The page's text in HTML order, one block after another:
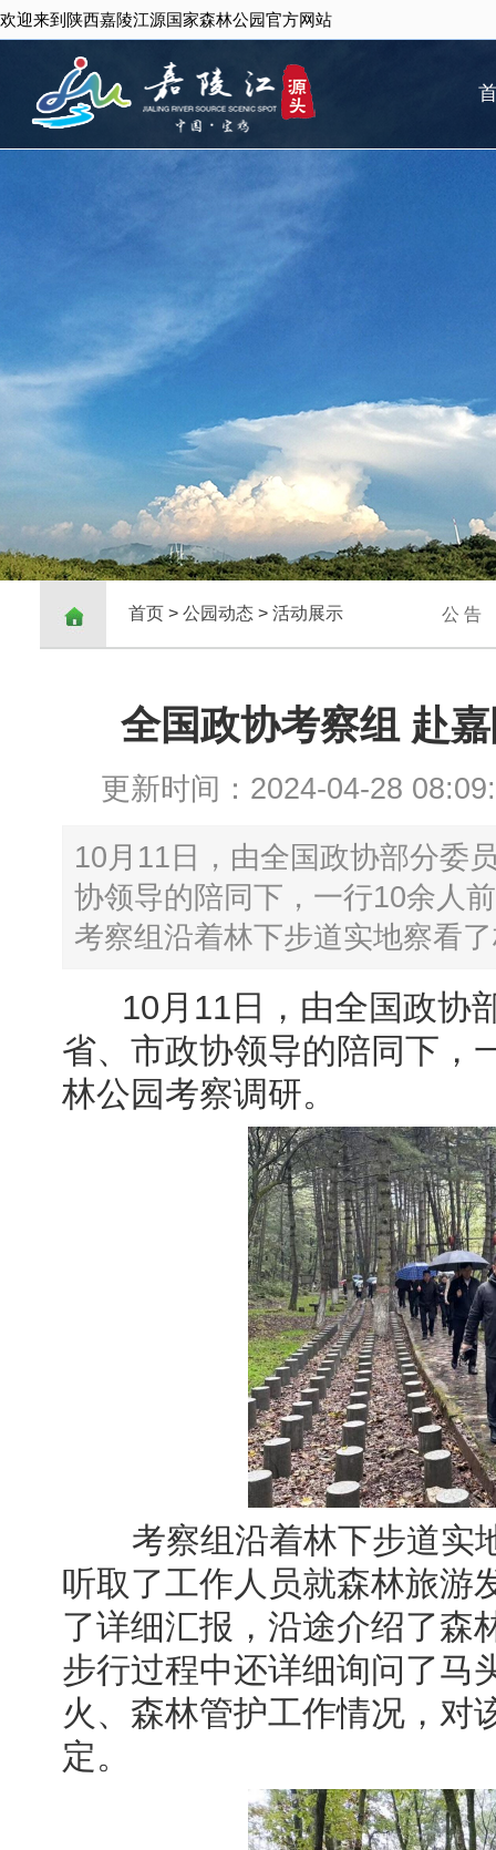
欢迎来到陕西嘉陵江源国家森林公园官方网站
首页> 公园动态> 活动展示 公 告
全国政协考察组 赴
更新时间：2024-04-28
10月11日，由全国政协部分委
协领导的陪同下，一行10余人
考察组沿着林下步道实地察看
10月11日，由全国政协
省、市政协领导的陪同下，
林公园考察调研。
考察组沿着林下步道实
听取了工作人员就森林旅游
了详细汇报，沿途介绍了森
步行过程中还详细询问了马
火、森林管护工作情况，对
定。